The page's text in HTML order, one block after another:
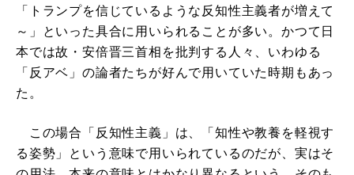
「トランプを信じているような反知性主義者が増えて
～」といった具合に用いられることが多い。かつて日
本では故・安倍晋三首相を批判する人々、いわゆる
「反アベ」の論者たちが好んで用いていた時期もあっ
た。
この場合「反知性主義」は、「知性や教養を軽視す
る姿勢」という意味で用いられているのだが、実はそ